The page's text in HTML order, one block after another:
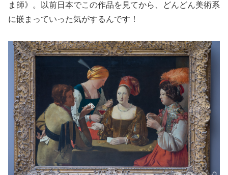
ま師》。以前日本でこの作品を見てから、どんどん美術系
に嵌まっていった気がするんです！